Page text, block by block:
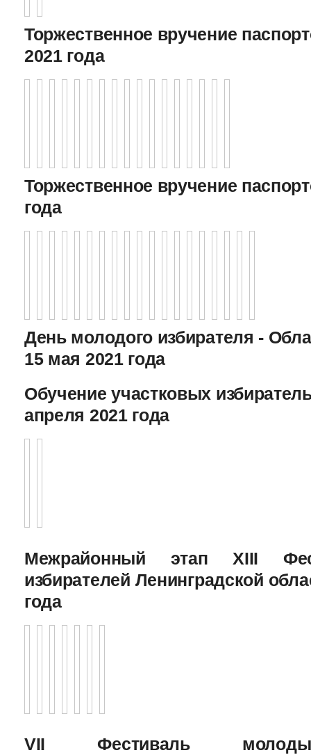
Торжественное вручение
2021 года
Торжественное вручение
года
День молодого избирателя -
15 мая 2021 года
Обучение участковых
апреля 2021 года
Межрайонный этап XIII
избирателей Ленинградской
года
VII Фестиваль